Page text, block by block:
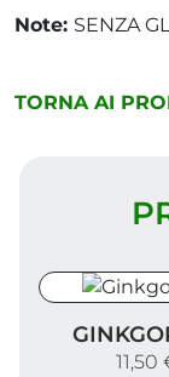
Note: SENZA
TORNA AI
11,50